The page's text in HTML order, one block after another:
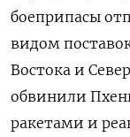
боеприпасы
видом
Востока и
обвинили
ракетами и